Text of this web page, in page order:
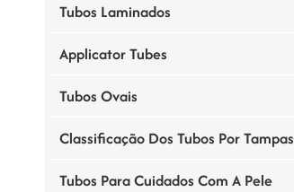
Tubos Laminados
Applicator Tubes
Tubos Ovais
Classificação Dos Tubos Por Tampas
Tubos Para Cuidados Com A Pele